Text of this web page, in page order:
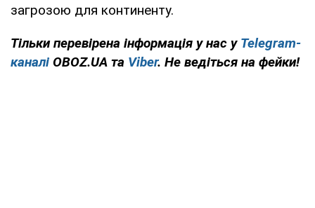
загрозою для континенту.
Тільки перевірена інформація у нас у Telegram-
каналі OBOZ.UA та Viber. Не ведіться на фейки!